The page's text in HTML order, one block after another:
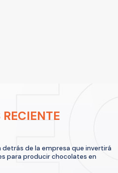
detrás de la empresa que invertirá
para producir chocolates en